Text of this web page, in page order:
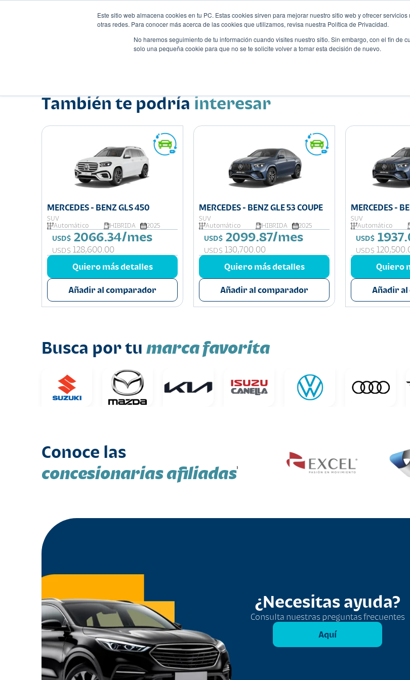
Este sitio web almacena cookies en tu PC. Estas cookies sirven para mejorar nuestro sitio web y ofrecer
otras redes. Para conocer más acerca de las cookies que utilizamos, revisa nuestra Política de Privacidad.
No haremos seguimiento de tu información cuando visites nuestro sitio. Sin embargo, con el fin de
solo una pequeña cookie para que no se te solicite volver a tomar esta decisión de nuevo.
También te podría interesar
MERCEDES - BENZ GLS 450
SUV
Automático
HIBRIDA 2025
USD$ 2066.34/mes
USD$ 128,600.00
Quiero más detalles
Añadir al comparador
MERCEDES - BENZ GLE 53 COUPE
SUV
Automático
HIBRIDA 2025
USD$ 2099.87/mes
USD$ 130,700.00
Quiero más detalles
Añadir al comparador
MERCEDES -
SUV
Automático
USD$
USD$
Quiero
Añadir
Busca por tu marca favorita
Conoce las
concesionarias afiliadas
¿Necesitas ayuda?
Consulta nuestras preguntas frecuentes
Aquí